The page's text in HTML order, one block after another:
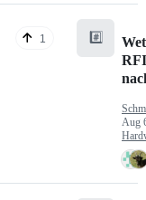
1 #️⃣
Aug